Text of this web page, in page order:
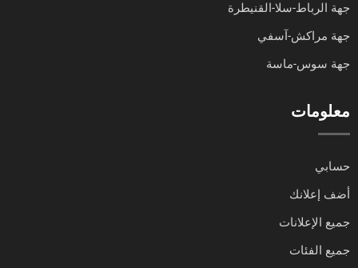
جهة الرباط-سلا-القنيطرة
جهة مراكش-آسفي
جهة سوس-ماسة
معلومات
حسابي
أضف إعلانك
جميع الإعلانات
جميع الفئات